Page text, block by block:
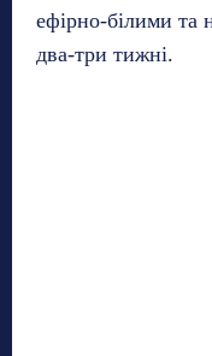
ефірно-білими та
два-три тижні.